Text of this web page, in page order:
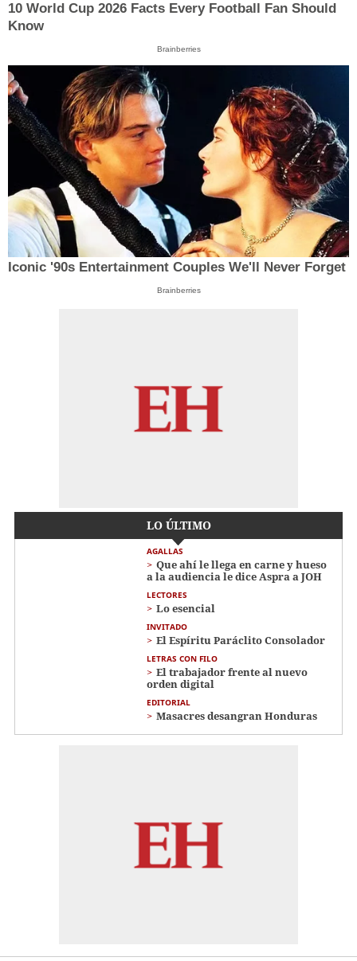
10 World Cup 2026 Facts Every Football Fan Should
Know
Brainberries
Iconic '90s Entertainment Couples We'll Never Forget
Brainberries
LO ÚLTIMO
AGALLAS
Que ahí le llega en carne y hueso
a la audiencia le dice Aspra a JOH
LECTORES
Lo esencial
INVITADO
El Espíritu Paráclito Consolador
LETRAS CON FILO
El trabajador frente al nuevo
orden digital
EDITORIAL
Masacres desangran Honduras